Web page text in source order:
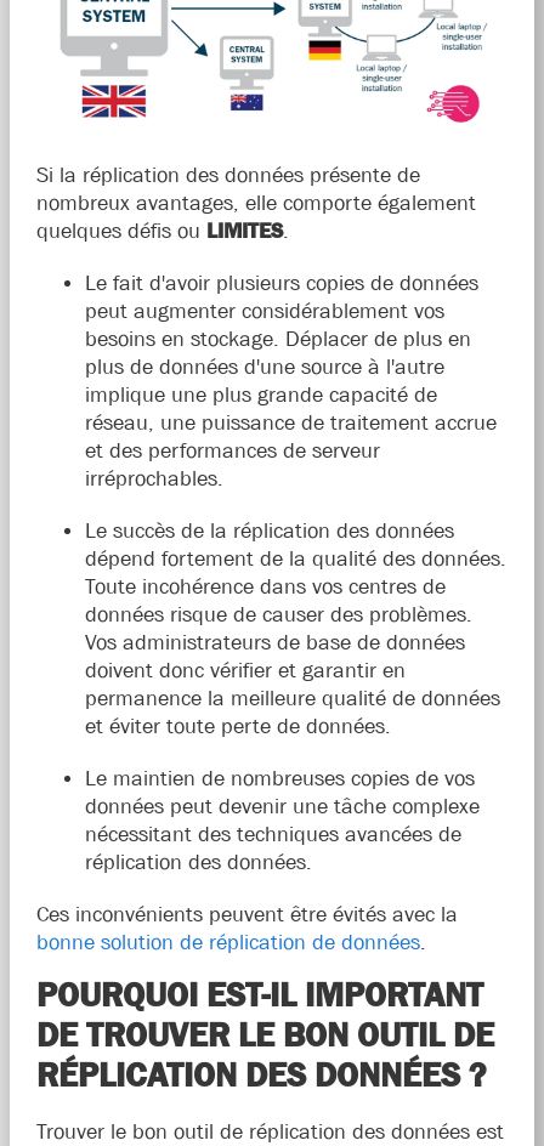
Si la réplication des données présente de
nombreux avantages, elle comporte également
quelques défis ou LIMITES.
Le fait d'avoir plusieurs copies de données
peut augmenter considérablement vos
besoins en stockage. Déplacer de plus en
plus de données d'une source à l'autre
implique une plus grande capacité de
réseau, une puissance de traitement accrue
et des performances de serveur
irréprochables.
Le succès de la réplication des données
dépend fortement de la qualité des données.
Toute incohérence dans vos centres de
données risque de causer des problèmes.
Vos administrateurs de base de données
doivent donc vérifier et garantir en
permanence la meilleure qualité de données
et éviter toute perte de données.
Le maintien de nombreuses copies de vos
données peut devenir une tâche complexe
nécessitant des techniques avancées de
réplication des données.
Ces inconvénients peuvent être évités avec la
bonne solution de réplication de données.
POURQUOI EST-IL IMPORTANT
DE TROUVER LE BON OUTIL DE
RÉPLICATION DES DONNÉES ?
Trouver le bon outil de réplication des données est